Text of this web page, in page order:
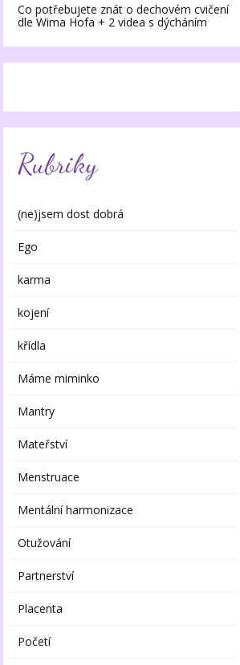
Co potřebujete znát o dechovém cvičení
dle Wima Hofa + 2 videa s dýcháním
Rubriky
(ne)jsem dost dobrá
Ego
karma
kojení
křídla
Máme miminko
Mantry
Mateřství
Menstruace
Mentální harmonizace
Otužování
Partnerství
Placenta
Početí